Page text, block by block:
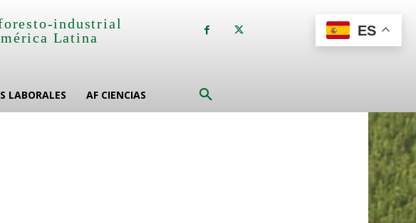
industrial
Latina
LABORALES AF CIENCIAS
ES